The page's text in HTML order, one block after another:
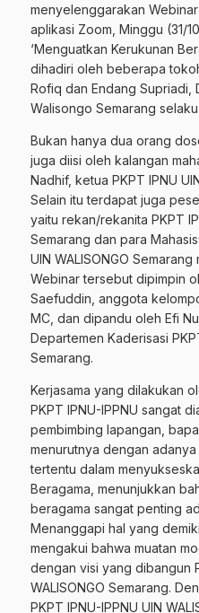
menyelenggarakan
aplikasi Zoom, Minggu (31/
‘Menguatkan Kerukunan
dihadiri oleh beberapa
Rofiq dan Endang Supriadi,
Walisongo Semarang
Bukan hanya dua orang
juga diisi oleh kalangan
Nadhif, ketua PKPT IPNU
Selain itu terdapat juga
yaitu rekan/rekanita PKPT
Semarang dan para
UIN WALISONGO
Webinar tersebut dipimpin
Saefuddin, anggota
MC, dan dipandu oleh Efi
Departemen Kaderisasi
Semarang.
Kerjasama yang dilakukan
PKPT IPNU-IPPNU sangat
pembimbing lapangan,
menurutnya dengan
tertentu dalam
Beragama, menunjukkan
beragama sangat penting
Menanggapi hal yang
mengakui bahwa muatan
dengan visi yang dibangun
WALISONGO Semarang.
PKPT IPNU-IPPNU UIN